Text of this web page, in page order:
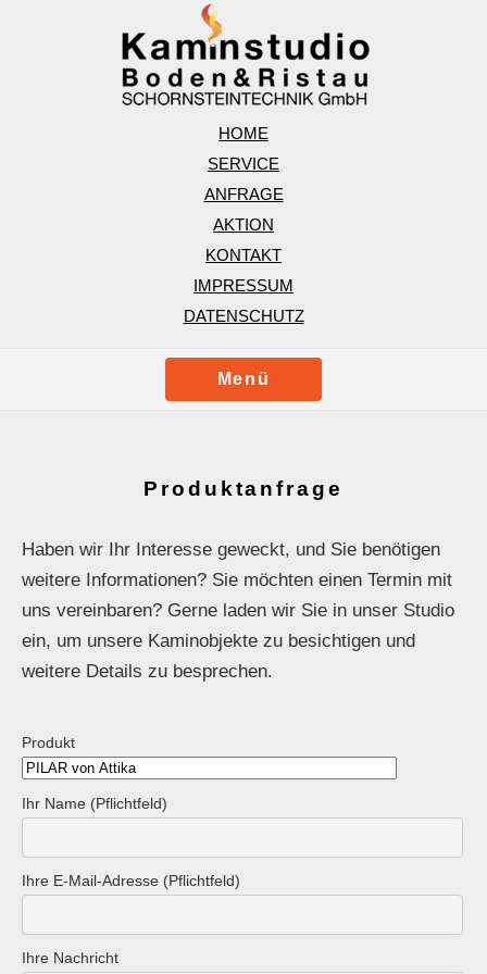
HOME
SERVICE
ANFRAGE
AKTION
KONTAKT
IMPRESSUM
DATENSCHUTZ
Menü
Produktanfrage
Haben wir Ihr Interesse geweckt, und Sie benötigen
weitere Informationen? Sie möchten einen Termin mit
uns vereinbaren? Gerne laden wir Sie in unser Studio
ein, um unsere Kaminobjekte zu besichtigen und
weitere Details zu besprechen.
Produkt
Ihr Name (Pflichtfeld)
Ihre E-Mail-Adresse (Pflichtfeld)
Ihre Nachricht